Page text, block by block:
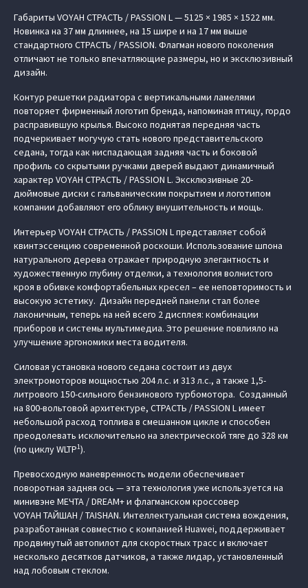
Габариты VOYAH СТРАСТЬ / PASSION L — 5125 × 1985 × 1522 мм.
Новинка на 37 мм длиннее, на 15 шире и на 17 мм выше
стандартного СТРАСТЬ / PASSION. Флагман нового поколения
отличают не только впечатляющие размеры, но и эксклюзивный
дизайн.
Контур решетки радиатора с вертикальными ламелями
повторяет фирменный логотип бренда, напоминая птицу, гордо
расправившую крылья. Высоко поднятая передняя часть
подчеркивает могучую стать нового представительского
седана, тогда как ниспадающая задняя часть и боковой
профиль со скрытыми ручками дверей выдают динамичный
характер VOYAH СТРАСТЬ / PASSION L. Эксклюзивные 20-
дюймовые диски с гальваническим покрытием и логотипом
компании добавляют его облику внушительность и мощь.
Интерьер VOYAH СТРАСТЬ / PASSION L представляет собой
квинтэссенцию современной роскоши. Использование шпона
натурального дерева отражает природную элегантность и
художественную глубину отделки, а технология волнистого
кроя в обивке комфортабельных кресел – ее неповторимость и
высокую эстетику. Дизайн передней панели стал более
лаконичным, теперь на ней всего 2 дисплея: комбинации
приборов и системы мультимедиа. Это решение повлияло на
улучшение эргономики места водителя.
Силовая установка нового седана состоит из двух
электромоторов мощностью 204 л.с. и 313 л.с., а также 1,5-
литрового 150-сильного бензинового турбомотора. Созданный
на 800-вольтовой архитектуре, СТРАСТЬ / PASSION L имеет
небольшой расход топлива в смешанном цикле и способен
преодолевать исключительно на электрической тяге до 328 км
(по циклу WLTP1).
Превосходную маневренность модели обеспечивает
поворотная задняя ось — эта технология уже используется на
минивэне МЕЧТА / DREAM+ и флагманском кроссовер
VOYAH ТАЙШАН / TAISHAN. Интеллектуальная система вождения,
разработанная совместно с компанией Huawei, поддерживает
продвинутый автопилот для скоростных трасс и включает
несколько десятков датчиков, а также лидар, установленный
над лобовым стеклом.